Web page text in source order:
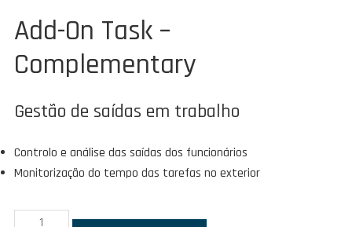
Add-On Task –
Complementary
Gestão de saídas em trabalho
Controlo e análise das saídas dos funcionários
Monitorização do tempo das tarefas no exterior
Quantidade